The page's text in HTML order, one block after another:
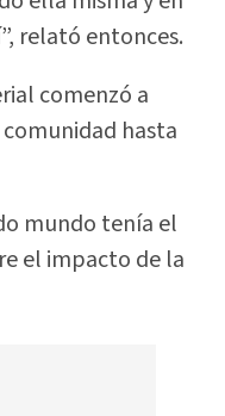
relató entonces.
comenzó a
hasta
mundo tenía el
el impacto de la